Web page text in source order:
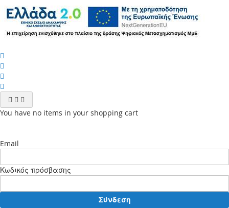
You have no items in your shopping cart
Email
Κωδικός πρόσβασης
Σύνδεση